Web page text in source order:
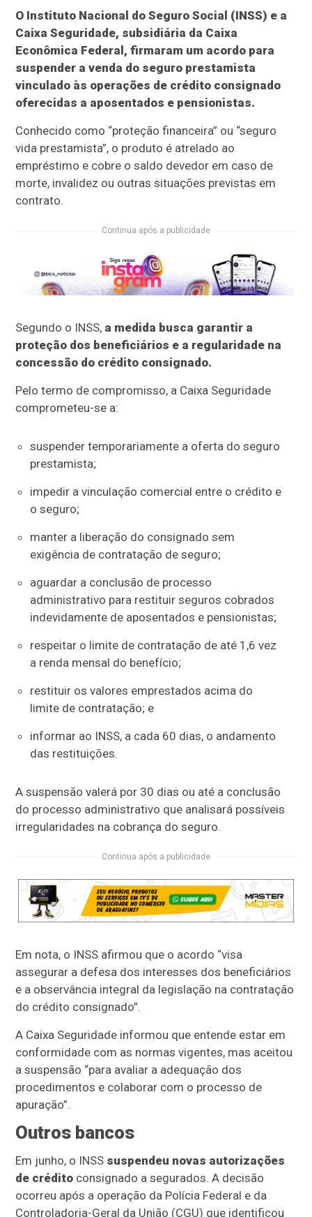
O Instituto Nacional do Seguro Social (INSS) e a
Caixa Seguridade, subsidiária da Caixa
Econômica Federal, firmaram um acordo para
suspender a venda do seguro prestamista
vinculado às operações de crédito consignado
oferecidas a aposentados e pensionistas.
Conhecido como “proteção financeira” ou “seguro
vida prestamista”, o produto é atrelado ao
empréstimo e cobre o saldo devedor em caso de
morte, invalidez ou outras situações previstas em
contrato.
Continua após a publicidade
Segundo o INSS, a medida busca garantir a
proteção dos beneficiários e a regularidade na
concessão do crédito consignado.
Pelo termo de compromisso, a Caixa Seguridade
comprometeu-se a:
suspender temporariamente a oferta do seguro
prestamista;
impedir a vinculação comercial entre o crédito e
o seguro;
manter a liberação do consignado sem
exigência de contratação de seguro;
aguardar a conclusão de processo
administrativo para restituir seguros cobrados
indevidamente de aposentados e pensionistas;
respeitar o limite de contratação de até 1,6 vez
a renda mensal do benefício;
restituir os valores emprestados acima do
limite de contratação; e
informar ao INSS, a cada 60 dias, o andamento
das restituições.
A suspensão valerá por 30 dias ou até a conclusão
do processo administrativo que analisará possíveis
irregularidades na cobrança do seguro.
Continua após a publicidade
Em nota, o INSS afirmou que o acordo “visa
assegurar a defesa dos interesses dos beneficiários
e a observância integral da legislação na contratação
do crédito consignado”.
A Caixa Seguridade informou que entende estar em
conformidade com as normas vigentes, mas aceitou
a suspensão “para avaliar a adequação dos
procedimentos e colaborar com o processo de
apuração”.
Outros bancos
Em junho, o INSS suspendeu novas autorizações
de crédito consignado a segurados. A decisão
ocorreu após a operação da Polícia Federal e da
Controladoria-Geral da União (CGU) que identificou